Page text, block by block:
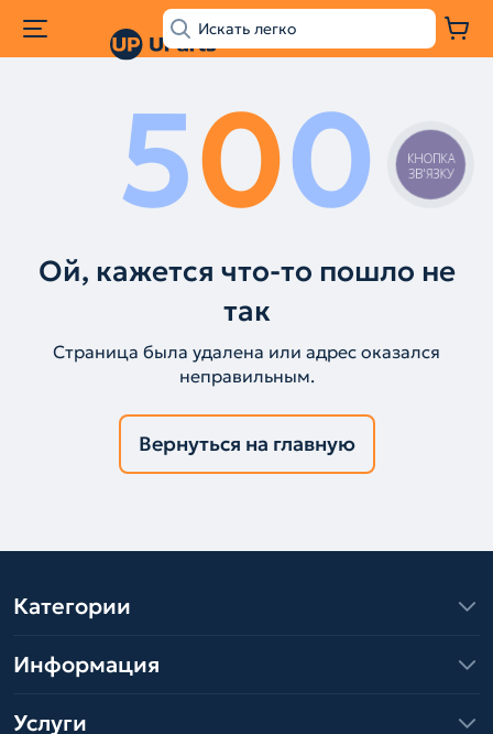
500
Ой, кажется что-то пошло не
так
Страница была удалена или адрес оказался
неправильным.
Вернуться на главную
Категории
Информация
Услуги
КНОПКА
ЗВ'ЯЗКУ